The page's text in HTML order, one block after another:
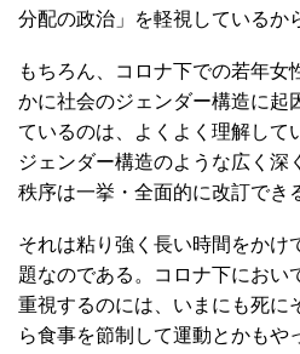
分配の政治」を軽視しているか
もちろん、コロナ下での若年女
かに社会のジェンダー構造に起
ているのは、よくよく理解して
ジェンダー構造のような広く深
秩序は一挙・全面的に改訂でき
それは粘り強く長い時間をかけ
題なのである。コロナ下におい
重視するのには、いまにも死に
ら食事を節制して運動とかもや